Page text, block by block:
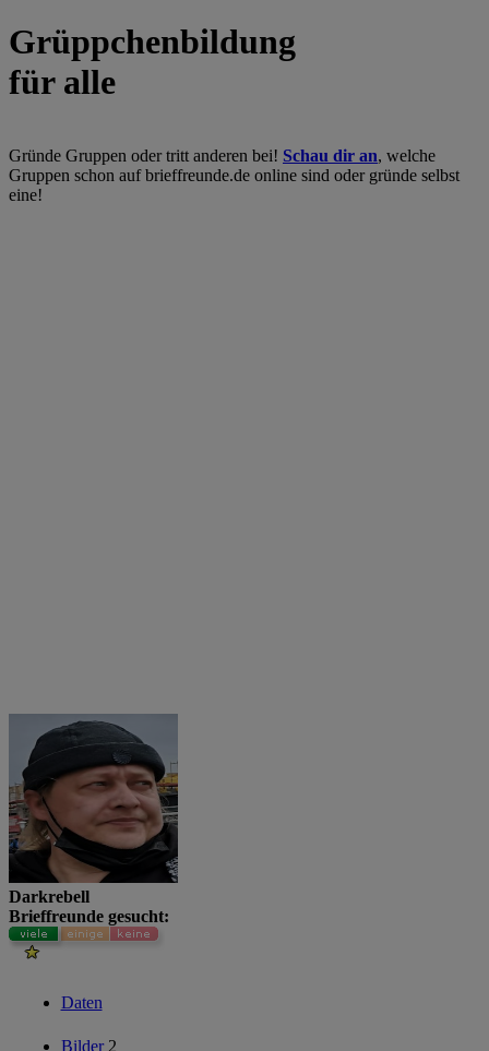
Grüppchenbildung
für alle
Gründe Gruppen oder tritt anderen bei! Schau dir an, welche
Gruppen schon auf brieffreunde.de online sind oder gründe selbst
eine!
Darkrebell
Brieffreunde gesucht:
Daten
Bilder 2